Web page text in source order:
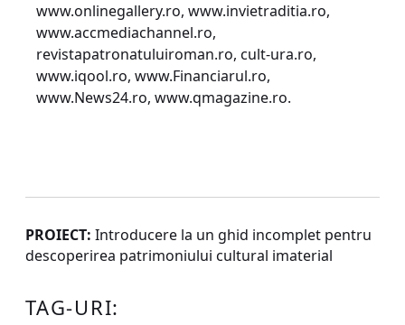
www.onlinegallery.ro, www.invietraditia.ro,
www.accmediachannel.ro,
revistapatronatuluiroman.ro, cult-ura.ro,
www.iqool.ro, www.Financiarul.ro,
www.News24.ro, www.qmagazine.ro.
PROIECT: Introducere la un ghid incomplet pentru
descoperirea patrimoniului cultural imaterial
TAG-URI: